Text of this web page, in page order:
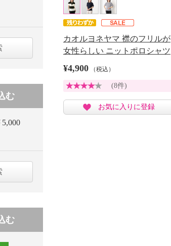
カオルヨネヤマ 襟のフリルが
女性らしい ニットポロシャツ
¥4,900 （税込）
(8件)
お気に入りに登録
む
5,000
む